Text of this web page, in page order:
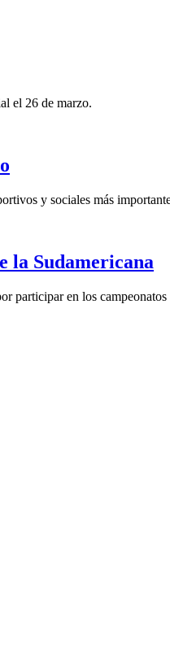
el 26 de marzo.
y sociales más
la Sudamericana
participar en los